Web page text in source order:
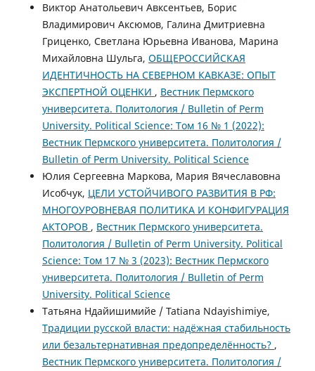
Виктор Анатольевич Авксентьев, Борис
Владимирович Аксюмов, Галина Дмитриевна
Гриценко, Светлана Юрьевна Иванова, Марина
Михайловна Шульга, ОБЩЕРОССИЙСКАЯ
ИДЕНТИЧНОСТЬ НА СЕВЕРНОМ КАВКАЗЕ: ОПЫТ
ЭКСПЕРТНОЙ ОЦЕНКИ , Вестник Пермского
университета. Политология / Bulletin of Perm
University. Political Science: Том 16 № 1 (2022):
Вестник Пермского университета. Политология /
Bulletin of Perm University. Political Science
Юлия Сергеевна Маркова, Мария Вячеславовна
Исобчук, ЦЕЛИ УСТОЙЧИВОГО РАЗВИТИЯ В РФ:
МНОГОУРОВНЕВАЯ ПОЛИТИКА И КОНФИГУРАЦИЯ
АКТОРОВ , Вестник Пермского университета.
Политология / Bulletin of Perm University. Political
Science: Том 17 № 3 (2023): Вестник Пермского
университета. Политология / Bulletin of Perm
University. Political Science
Татьяна Ндайишимийе / Tatiana Ndayishimiye,
Традиции русской власти: надёжная стабильность
или безальтернативная предопределённость? ,
Вестник Пермского университета. Политология /